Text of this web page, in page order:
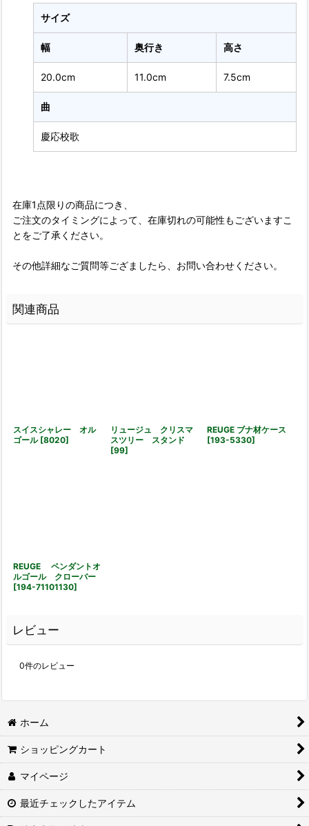
サイズ
幅 奥行き 高さ
20.0cm 11.0cm 7.5cm
曲
慶応校歌
在庫1点限りの商品につき、
ご注文のタイミングによって、在庫切れの可能性もございますこ
とをご了承ください。
その他詳細なご質問等ござましたら、お問い合わせください。
関連商品
スイスシャレー オル
ゴール [8020]
リュージュ クリスマ
スツリー スタンド
[99]
REUGE ブナ材ケース
[193-5330]
REUGE ペンダントオ
ルゴール クローバー
[194-71101130]
レビュー
0件のレビュー
ホーム
ショッピングカート
マイページ
最近チェックしたアイテム